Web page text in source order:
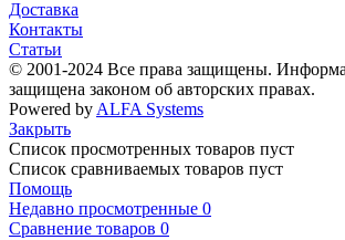
Доставка
Контакты
Статьи
© 2001-2024 Все права защищены.
защищена законом об авторских
Powered by ALFA Systems
Закрыть
Список просмотренных товаров пуст
Список сравниваемых товаров пуст
Помощь
Недавно просмотренные 0
Сравнение товаров 0